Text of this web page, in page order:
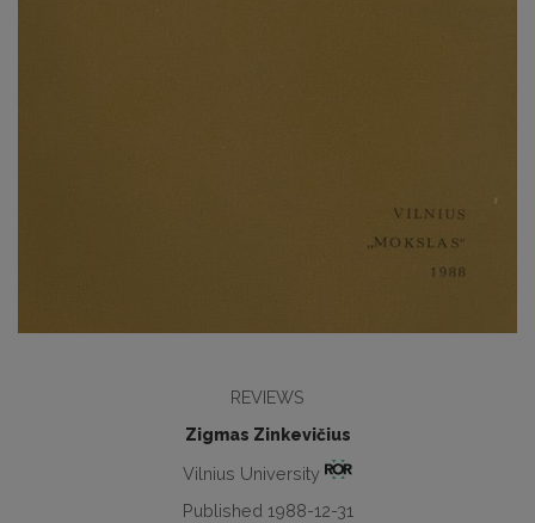
REVIEWS
Zigmas Zinkevičius
Vilnius University
Published 1988-12-31